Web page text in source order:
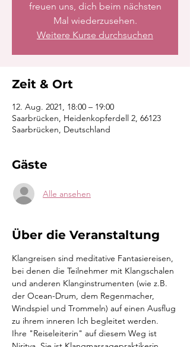
freuen uns, dich beim nächsten
Mal wiederzusehen.
Weitere Kurse durchsuchen
Zeit & Ort
12. Aug. 2021, 18:00 – 19:00
Saarbrücken, Heidenkopferdell 2, 66123
Saarbrücken, Deutschland
Gäste
Alle ansehen
Über die Veranstaltung
Klangreisen sind meditative Fantasiereisen,
bei denen die Teilnehmer mit Klangschalen
und anderen Klanginstrumenten (wie z.B.
der Ocean-Drum, dem Regenmacher,
Windspiel und Trommeln) auf einen Ausflug
zu ihrem inneren Ich begleitet werden.
Ihre "Reiseleiterin" auf diesem Weg ist